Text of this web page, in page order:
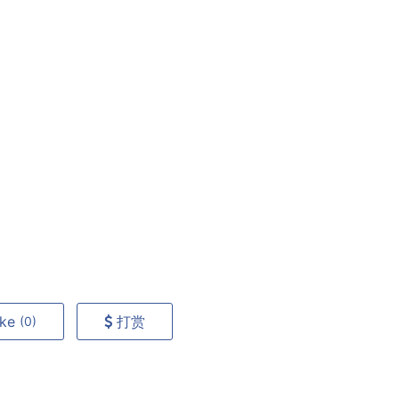
(0) 打赏